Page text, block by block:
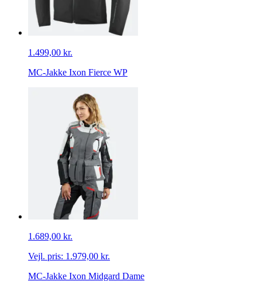
1.499,00 kr.
MC-Jakke Ixon Fierce WP
1.689,00 kr.
Vejl. pris: 1.979,00 kr.
MC-Jakke Ixon Midgard Dame